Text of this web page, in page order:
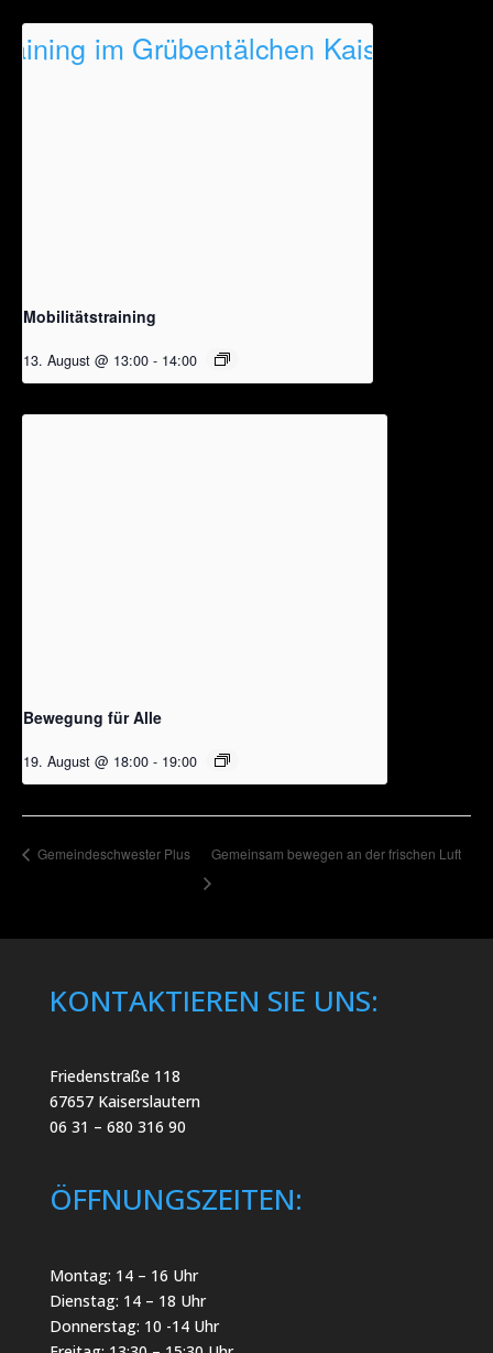
Mobilitätstraining
13. August @ 13:00 - 14:00
Bewegung für Alle
19. August @ 18:00 - 19:00
Gemeindeschwester Plus Gemeinsam bewegen an der frischen Luft
KONTAKTIEREN SIE UNS:
Friedenstraße 118
67657 Kaiserslautern
06 31 – 680 316 90
ÖFFNUNGSZEITEN:
Montag: 14 – 16 Uhr
Dienstag: 14 – 18 Uhr
Donnerstag: 10 -14 Uhr